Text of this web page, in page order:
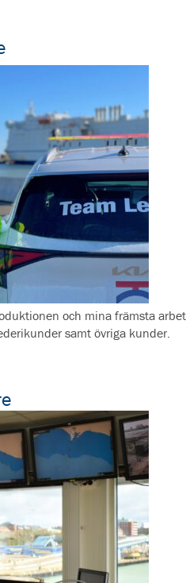
och mina främsta
samt övriga kunder.